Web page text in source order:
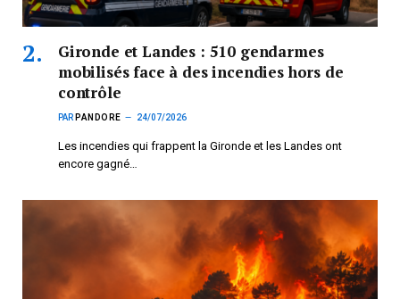
Gironde et Landes : 510 gendarmes
mobilisés face à des incendies hors de
contrôle
PAR PANDORE 24/07/2026
Les incendies qui frappent la Gironde et les Landes ont
encore gagné…